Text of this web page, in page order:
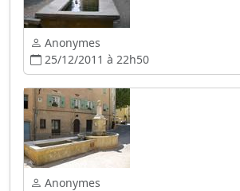
Anonymes
25/12/2011 à 22h50
Anonymes